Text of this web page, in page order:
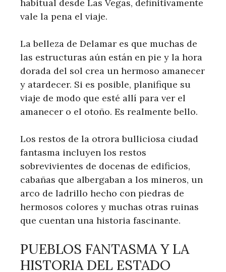
habitual desde Las Vegas, definitivamente
vale la pena el viaje.
La belleza de Delamar es que muchas de
las estructuras aún están en pie y la hora
dorada del sol crea un hermoso amanecer
y atardecer. Si es posible, planifique su
viaje de modo que esté allí para ver el
amanecer o el otoño. Es realmente bello.
Los restos de la otrora bulliciosa ciudad
fantasma incluyen los restos
sobrevivientes de docenas de edificios,
cabañas que albergaban a los mineros, un
arco de ladrillo hecho con piedras de
hermosos colores y muchas otras ruinas
que cuentan una historia fascinante.
PUEBLOS FANTASMA Y LA
HISTORIA DEL ESTADO